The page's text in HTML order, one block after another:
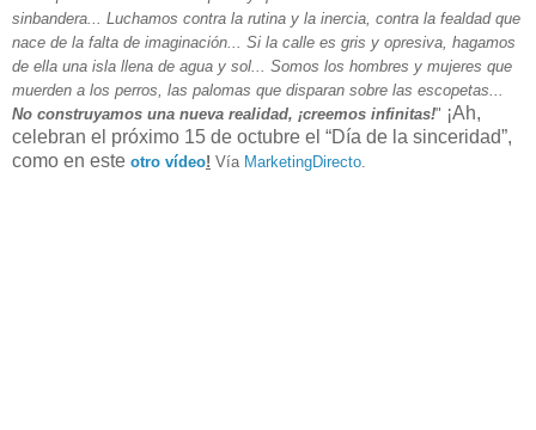
sinbandera... Luchamos contra la rutina y la inercia, contra la fealdad que
nace de la falta de imaginación... Si la calle es gris y opresiva, hagamos
de ella una isla llena de agua y sol... Somos los hombres y mujeres que
muerden a los perros, las palomas que disparan sobre las escopetas...
No construyamos una nueva realidad, ¡creemos infinitas!" ¡Ah,
celebran el próximo 15 de octubre el “Día de la sinceridad”,
como en este otro vídeo! Vía MarketingDirecto